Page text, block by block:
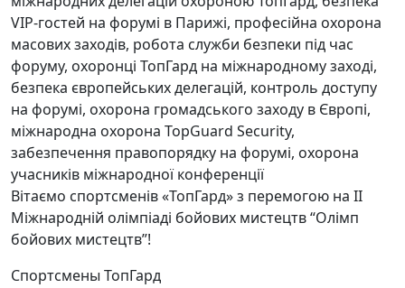
Вітаємо спортсменів «ТопГард» з перемогою на II
Міжнародній олімпіаді бойових мистецтв “Олімп
бойових мистецтв”!
Cпортсмены ТопГард